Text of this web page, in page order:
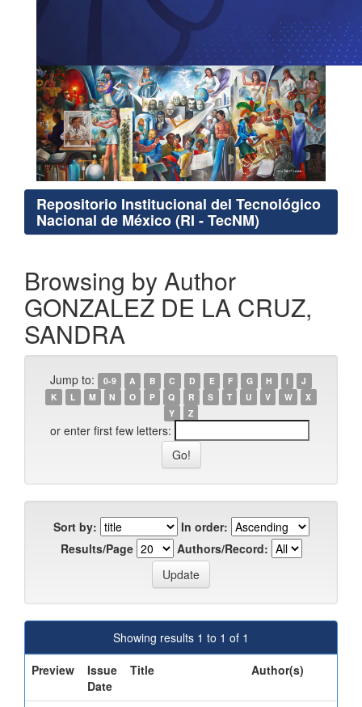
Repositorio Institucional del Tecnológico
Nacional de México (RI - TecNM)
Browsing by Author
GONZALEZ DE LA CRUZ,
SANDRA
Jump to: 0-9 A B C D E F G H I
J
K
L M N O P Q R S T U V W
X
Y
Z
or enter first few letters:
Sort by:
In order:
Results/Page
Authors/Record:
Showing results 1 to 1 of 1
Preview
Issue
Date
Title Author(s)